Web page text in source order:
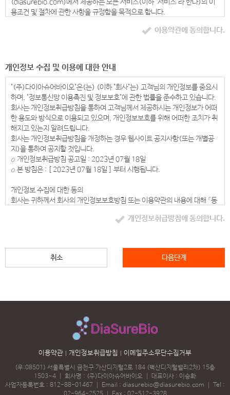
(diasurebio.com)에서 제공하는 모든 서비스(이하 "서비스"라 한다)의 이
용조건 및 절차에 관한 사항을 규정함을 목적으로 합니다.
이 약관에서 사용하는 용어의 정의는 다음 각 호와 같습니다.
3. 가입 : 회사가 제공하는 신청서 양식에 해당 정보를 기입하고, 본 약관에 동
의하여 서비스 이용계약을 완료시키는행위
4. 회원 : 당 사이트에 회원가입에 필요한 개인정보를 제공하여 회원 등록을
한 자
5. 이용자번호(ID) : 회원 식별과 회원의 서비스 이용을 위하여 이용자가 선
정하고 회사가 승인하는 영문자와 숫자의 조합
6. 패스워드(PASSWORD) : 회원의 정보 보호를 위해 이용자 자신이 설정한
영문자와 숫자, 특수문자의 조합
7. 이용해지 : 회사 또는 회원이 서비스 이용 이후 그 이용계약을 종료시키는
의사표시
제3조(약관의 효력과 변경)
며, 변경된 약관의 효력 발생일로부터 7일 이후에도 거부의사를 표시하지 아
니하고 서비스를 계속 사용할 경우 약관의 변경 사항에 동의한 것으로 간주됩
니다
① 이 약관의 서비스 화면에 게시하거나 공지사항 게시판 또는 기타의 방법으
경된 약관은 서비스 화면에 공지하며, 공지후 7일 이후에도 거부의사를 표시
하지 아니하고 서비스를 계속 사용할 경우 약관의 변경 사항에 동의한 것으로
간주됩니다.
한 것으로 간주되며 변경된 약관은 전항과 같은 방법으로 효력이 발생합니다.
이 약관에 명시되지 않은 사항은 전기통신기본법, 전기통신사업법 및 기타 관
련법령의 규정에 따릅니다.
제2장 서비스 이용계약
이용계약은 이용자의 이용신청에 대한 회사의 승낙과 이용자의 약관 내용에
대한 동의로 성립됩니다.
이용약관에 동의합니다.
개인정보 수집 및 이용에 대한 안내
"(주)다이아슈어바이오"은(는) (이하 "회사"는) 고객님의 개인정보를 중요시
하며, "정보통신망 이용촉진 및 정보보호"에 관한 법률을 준수하고 있습니다.
회사는 개인정보취급방침을 통하여 고객님께서 제공하시는 개인정보가 어떠
한 용도와 방식으로 이용되고 있으며, 개인정보보호를 위해 어떠한 조치가 취
해지고 있는지 알려드립니다.
회사는 개인정보취급방침을 개정하는 경우 웹사이트 공지사항(또는 개별공
지)을 통하여 공지할 것입니다.
ο 개인정보취급방침 공고일 : 2023년 07월 18일
ο 본 방침은 : [ 2023년 07월 18일 ] 부터 시행됩니다.
개인정보 수집에 대한 동의
회사는 귀하께서 회사의 개인정보보호방침 또는 이용약관의 내용에 대해 「동
「동의한다」버튼을 클릭하면 개인정보 수집에 대해 동의한 것으로 봅니다.
ο 회사는 만14세 미만 아동의 개인정보를 수집하는 경우 법정대리인의 동의
회사는 회원가입, 상담, 서비스 신청 등등을 위해 아래와 같은 개인정보를 수
자택 주소 , 휴대전화번호 , 이메일 , 직업 , 결혼여부 , 주민등록번호 , 서비스
이용기록 , 접속 로그 , 쿠키 , 접속 IP 정보 , 결제기록
ο 개인정보 수집방법 : 홈페이지(회원가입, 게시판 등) , 배송 요청
개인정보취급방침에 동의합니다.
취소 다음단계
이용약관 개인정보취급방침 이메일주소무단수집거부
(우:08501) 서울특별시 금천구 가산디지털2로 184 (벽산디지털밸리2차) 15층
1503~4
회사명 : (주)다이아슈어바이오
대표이사 : 이승화
사업자등록번호 : 812-88-01467
Email : diasurebio@diasurebio.com
Tel :